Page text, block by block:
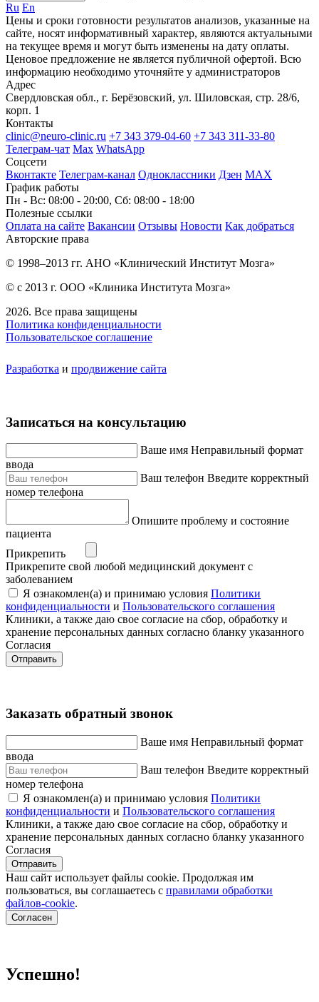
Ru En
Цены и сроки готовности результатов анализов, указанные на
сайте, носят информативный характер, являются актуальными
на текущее время и могут быть изменены на дату оплаты.
Ценовое предложение не является публичной офертой. Всю
информацию необходимо уточняйте у администраторов
Адрес
Свердловская обл., г. Берёзовский, ул. Шиловская, стр. 28/6,
корп. 1
Контакты
clinic@neuro-clinic.ru +7 343 379-04-60 +7 343 311-33-80
Телеграм-чат Max WhatsApp
Соцсети
Вконтакте Телеграм-канал Одноклассники Дзен МАХ
График работы
Пн - Вс: 08:00 - 20:00, Сб: 08:00 - 18:00
Полезные ссылки
Оплата на сайте Вакансии Отзывы Новости Как добраться
Авторские права
© 1998–2013 гг. АНО «Клинический Институт Мозга»
© с 2013 г. ООО «Клиника Института Мозга»
2026. Все права защищены
Политика конфиденциальности
Пользовательское соглашение
Разработка и продвижение сайта
Записаться на консультацию
Ваше имя Неправильный формат
ввода
Ваш телефон Введите корректный
номер телефона
Опишите проблему и состояние
пациента
Прикрепить
Прикрепите свой любой медицинский документ с
заболеванием
Я ознакомлен(а) и принимаю условия Политики
конфиденциальности и Пользовательского соглашения
Клиники, а также даю свое согласие на сбор, обработку и
хранение персональных данных согласно бланку указанного
Согласия
Отправить
Заказать обратный звонок
Ваше имя Неправильный формат
ввода
Ваш телефон Введите корректный
номер телефона
Я ознакомлен(а) и принимаю условия Политики
конфиденциальности и Пользовательского соглашения
Клиники, а также даю свое согласие на сбор, обработку и
хранение персональных данных согласно бланку указанного
Согласия
Отправить
Наш сайт использует файлы cookie. Продолжая им
пользоваться, вы соглашаетесь c правилами обработки
файлов-cookie.
Согласен
Успешно!